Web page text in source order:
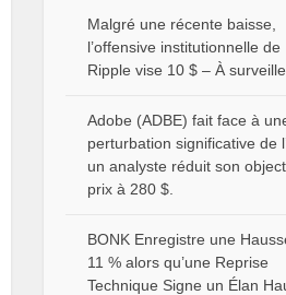
Malgré une récente baisse,
l’offensive institutionnelle de
Ripple vise 10 $ – À
Adobe (ADBE) fait face à
perturbation significative de
un analyste réduit son
prix à 280 $.
BONK Enregistre une
11 % alors qu’une Reprise
Technique Signe un Élan